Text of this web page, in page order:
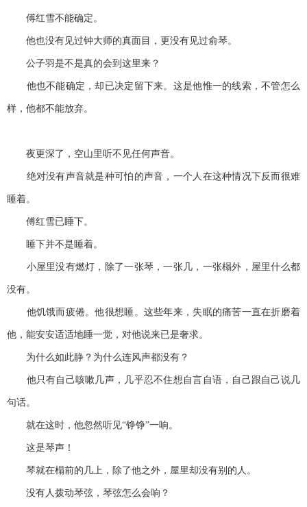
傅红雪不能确定。
他也没有见过钟大师的真面目，更没有见过俞琴。
公子羽是不是真的会到这里来？
他也不能确定，却已决定留下来。这是他惟一的线索，不管怎么
样，他都不能放弃。
夜更深了，空山里听不见任何声音。
绝对没有声音就是种可怕的声音，一个人在这种情况下反而很难
睡着。
傅红雪已睡下。
睡下并不是睡着。
小屋里没有燃灯，除了一张琴，一张几，一张榻外，屋里什么都
没有。
他饥饿而疲倦。他很想睡。这些年来，失眠的痛苦一直在折磨着
他，能安安适适地睡一觉，对他说来已是奢求。
为什么如此静？为什么连风声都没有？
他只有自己咳嗽几声，几乎忍不住想自言自语，自己跟自己说几
句话。
就在这时，他忽然听见“铮铮”一响。
这是琴声！
琴就在榻前的几上，除了他之外，屋里却没有别的人。
没有人拨动琴弦，琴弦怎么会响？